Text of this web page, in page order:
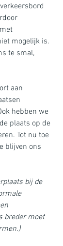
mogelijk is.
te smal,
aan
hebben we
plaats op de
Tot nu toe
blijven ons
bij de
breder moet